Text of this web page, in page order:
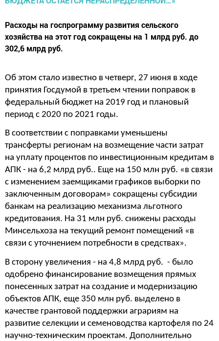
Расходы на госпрограмму развития сельского
хозяйства на этот год сокращены на 1 млрд руб. до
302,6 млрд руб.
Об этом стало известно в четверг, 27 июня в ходе
принятия Госдумой в третьем чтении поправок в
федеральный бюджет на 2019 год и плановый
период с 2020 по 2021 годы.
В соответствии с поправками уменьшены
трансферты регионам на возмещение части затрат
на уплату процентов по инвестиционным кредитам в
АПК - на 6,2 млрд руб.. Еще на 150 млн руб. «в связи
с изменением заемщиками графиков выборки по
заключенным договорам» сокращены субсидии
банкам на реализацию механизма льготного
кредитования. На 31 млн руб. снижены расходы
Минсельхоза на текущий ремонт помещений «в
связи с уточнением потребности в средствах».
В сторону увеличения - на 4,8 млрд руб. - было
одобрено финансирование возмещения прямых
понесенных затрат на создание и модернизацию
объектов АПК, еще 350 млн руб. выделено в
качестве грантовой поддержки аграриям на
развитие селекции и семеноводства картофеля по 24
научно-техническим проектам. Дополнительно